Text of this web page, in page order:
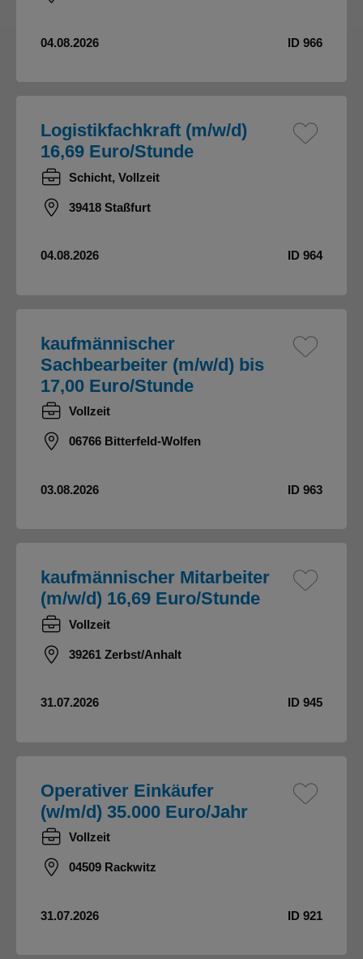
04.08.2026 ID 966
Logistikfachkraft (m/w/d)
16,69 Euro/Stunde
Schicht, Vollzeit
39418 Staßfurt
04.08.2026 ID 964
kaufmännischer
Sachbearbeiter (m/w/d) bis
17,00 Euro/Stunde
Vollzeit
06766 Bitterfeld-Wolfen
03.08.2026 ID 963
kaufmännischer Mitarbeiter
(m/w/d) 16,69 Euro/Stunde
Vollzeit
39261 Zerbst/Anhalt
31.07.2026 ID 945
Operativer Einkäufer
(w/m/d) 35.000 Euro/Jahr
Vollzeit
04509 Rackwitz
31.07.2026 ID 921